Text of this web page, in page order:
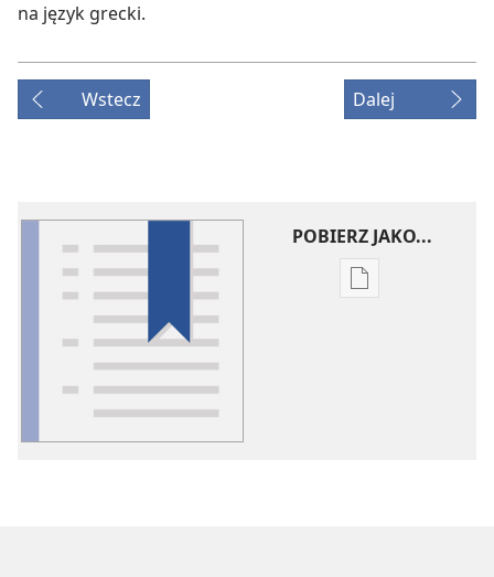
na język grecki.
Wstecz Dalej
POBIERZ JAKO...
Ustawienia